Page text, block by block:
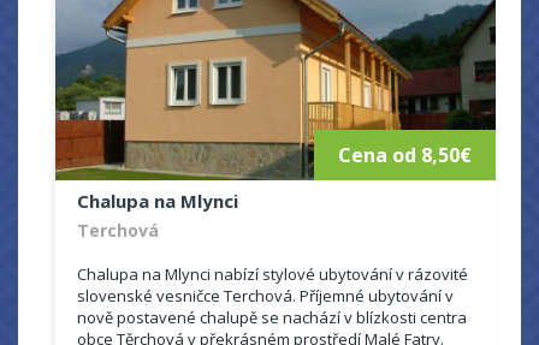
Cena od 8,50€
Chalupa na Mlynci
Terchová
Chalupa na Mlynci nabízí stylové ubytování v rázovité
slovenské vesničce Terchová. Příjemné ubytování v
nově postavené chalupě se nachází v blízkosti centra
obce Těrchová v překrásném prostředí Malé Fatry.